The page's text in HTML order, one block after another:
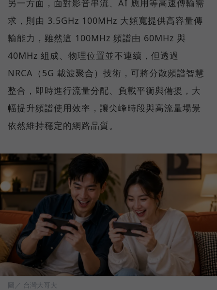
另一方面，面對影音串流、AI 應用等高速傳輸需
求，則由 3.5GHz 100MHz 大頻寬提供高容量傳
輸能力，雖然這 100MHz 頻譜由 60MHz 與
40MHz 組成、物理位置並不連續，但透過
NRCA（5G 載波聚合）技術，可將分散頻譜智慧
整合，即時進行流量分配、負載平衡與備援，大
幅提升頻譜使用效率，讓尖峰時段與高流量場景
依然維持穩定的網路品質。
圖／ 台灣大哥大